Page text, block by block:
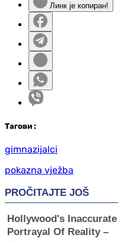
Линк је копиран!
Тагови :
gimnazijalci
pokazna vježba